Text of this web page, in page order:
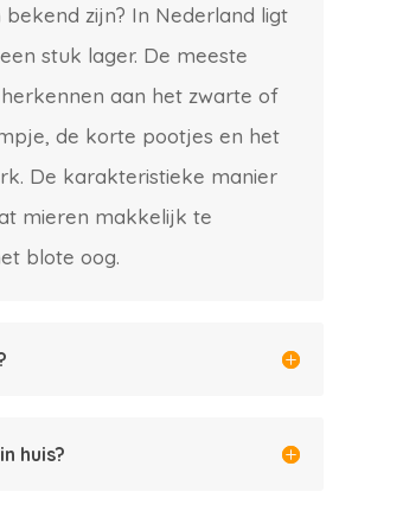
bekend zijn? In Nederland ligt
stuk lager. De meeste
aan het zwarte of
de korte pootjes en het
De karakteristieke manier
mieren makkelijk te
blote oog.
huis?